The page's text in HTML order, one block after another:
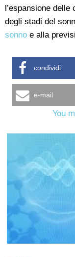
l’espansione
degli stadi del
sonno e alla
condividi
e-mail
You